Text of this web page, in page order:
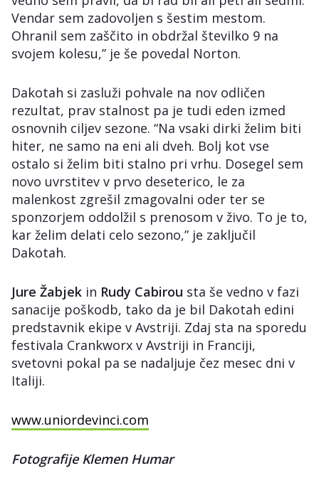
Vendar sem zadovoljen s šestim mestom.
Ohranil sem zaščito in obdržal številko 9 na
svojem kolesu,” je še povedal Norton.
Dakotah si zasluži pohvale na nov odličen
rezultat, prav stalnost pa je tudi eden izmed
osnovnih ciljev sezone. “Na vsaki dirki želim biti
hiter, ne samo na eni ali dveh. Bolj kot vse
ostalo si želim biti stalno pri vrhu. Dosegel sem
novo uvrstitev v prvo deseterico, le za
malenkost zgrešil zmagovalni oder ter se
sponzorjem oddolžil s prenosom v živo. To je to,
kar želim delati celo sezono,” je zaključil
Dakotah.
Jure Žabjek in Rudy Cabirou sta še vedno v fazi
sanacije poškodb, tako da je bil Dakotah edini
predstavnik ekipe v Avstriji. Zdaj sta na sporedu
festivala Crankworx v Avstriji in Franciji,
svetovni pokal pa se nadaljuje čez mesec dni v
Italiji.
www.uniordevinci.com
Fotografije Klemen Humar